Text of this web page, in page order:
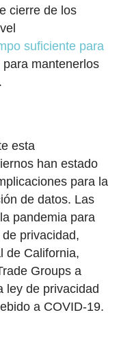
cierre de los
suficiente para
para mantenerlos
esta
han estado
para la
de datos. Las
pandemia para
privacidad,
de California,
Groups a
ley de privacidad
a COVID-19.